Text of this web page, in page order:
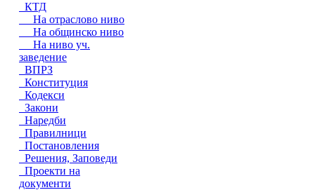
КТД
На отраслово ниво
На общинско ниво
На ниво уч.
заведение
ВПРЗ
Конституция
Кодекси
Закони
Наредби
Правилници
Постановления
Решения, Заповеди
Проекти на
документи